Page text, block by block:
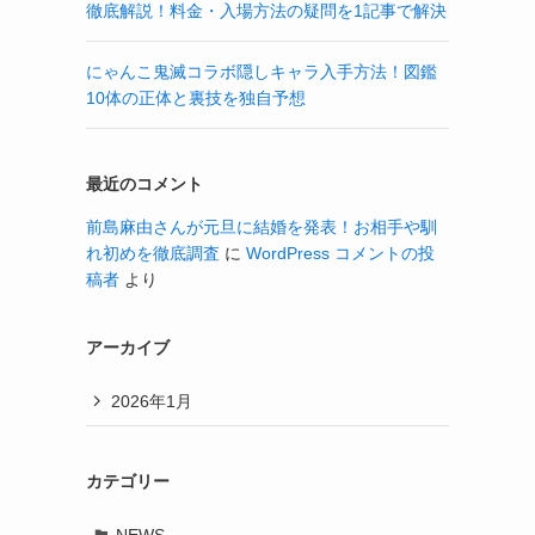
徹底解説！料金・入場方法の疑問を1記事で解決
にゃんこ鬼滅コラボ隠しキャラ入手方法！図鑑
10体の正体と裏技を独自予想
最近のコメント
前島麻由さんが元旦に結婚を発表！お相手や馴
れ初めを徹底調査 に WordPress コメントの投
稿者 より
アーカイブ
2026年1月
カテゴリー